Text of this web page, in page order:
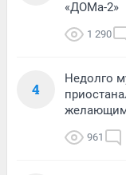
«ДОМа-2»
1 290
4
Недолго
желающим
961